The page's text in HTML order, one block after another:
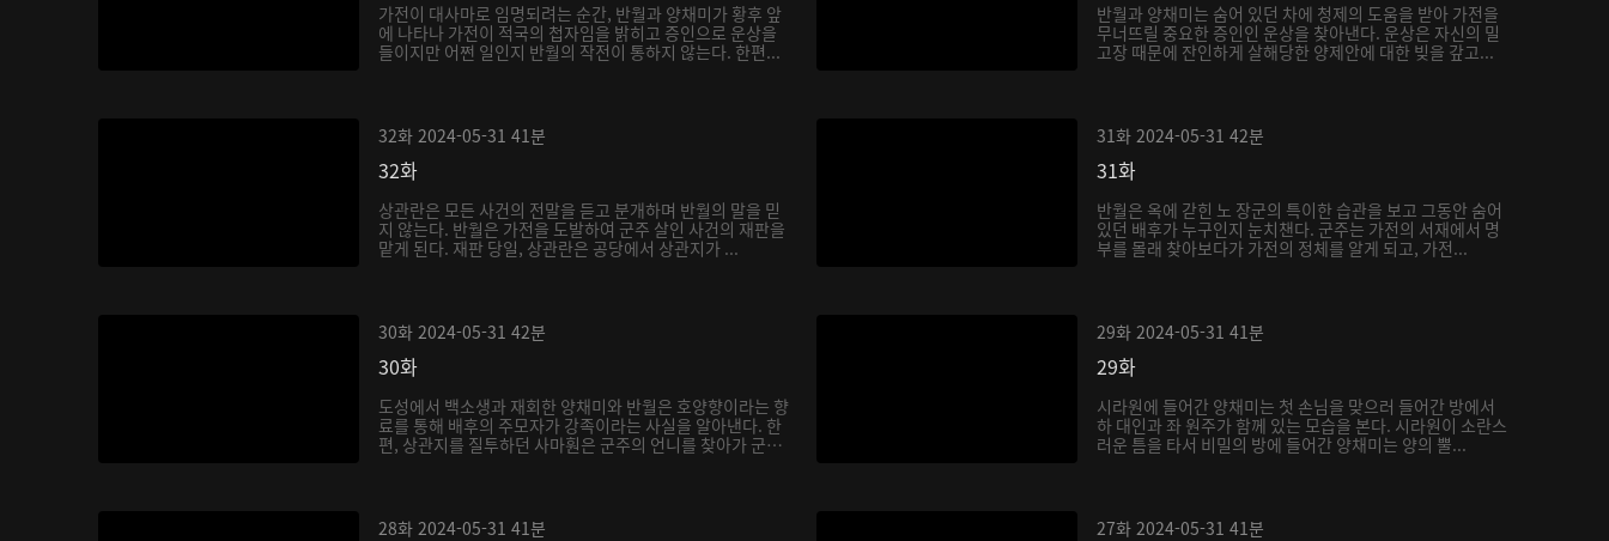
가전이 대사마로 임명되려는 순간, 반월과 양채미가 황후 앞
에 나타나 가전이 적국의 첩자임을 밝히고 증인으로 운상을
들이지만 어쩐 일인지 반월의 작전이 통하지 않는다. 한편...
반월과 양채미는 숨어 있던 차에 청제의 도움을 받아 가전을
무너뜨릴 중요한 증인인 운상을 찾아낸다. 운상은 자신의 밀
고장 때문에 잔인하게 살해당한 양제안에 대한 빚을 갚고...
32화 2024-05-31 41분
32화
상관란은 모든 사건의 전말을 듣고 분개하며 반월의 말을 믿
지 않는다. 반월은 가전을 도발하여 군주 살인 사건의 재판을
맡게 된다. 재판 당일, 상관란은 공당에서 상관지가 ...
31화 2024-05-31 42분
31화
반월은 옥에 갇힌 노 장군의 특이한 습관을 보고 그동안 숨어
있던 배후가 누구인지 눈치챈다. 군주는 가전의 서재에서 명
부를 몰래 찾아보다가 가전의 정체를 알게 되고, 가전...
30화 2024-05-31 42분
30화
도성에서 백소생과 재회한 양채미와 반월은 호양향이라는 향
료를 통해 배후의 주모자가 강족이라는 사실을 알아낸다. 한
편, 상관지를 질투하던 사마훤은 군주의 언니를 찾아가 군
29화 2024-05-31 41분
29화
시라원에 들어간 양채미는 첫 손님을 맞으러 들어간 방에서
하 대인과 좌 원주가 함께 있는 모습을 본다. 시라원이 소란스
러운 틈을 타서 비밀의 방에 들어간 양채미는 양의 뿔...
28화 2024-05-31 41분 27화 2024-05-31 41분